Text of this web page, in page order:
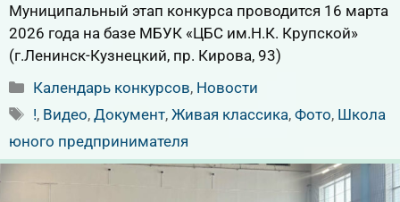
Муниципальный этап конкурса проводится 16 марта
2026 года на базе МБУК «ЦБС им.Н.К. Крупской»
(г.Ленинск-Кузнецкий, пр. Кирова, 93)
Рубрики
Календарь конкурсов, Новости
Метки
!, Видео,Документ,Живая классика,Фото, Школа
юного предпринимателя